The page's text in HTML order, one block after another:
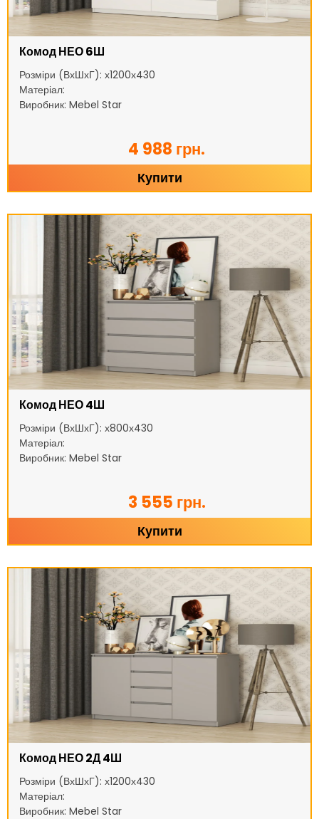
Комод НЕО 6Ш
Розміри (ВхШхГ): х1200х430
Матеріал:
Виробник: Mebel Star
4 988 грн.
Купити
Комод НЕО 4Ш
Розміри (ВхШхГ): х800х430
Матеріал:
Виробник: Mebel Star
3 555 грн.
Купити
Комод НЕО 2Д 4Ш
Розміри (ВхШхГ): х1200х430
Матеріал:
Виробник: Mebel Star